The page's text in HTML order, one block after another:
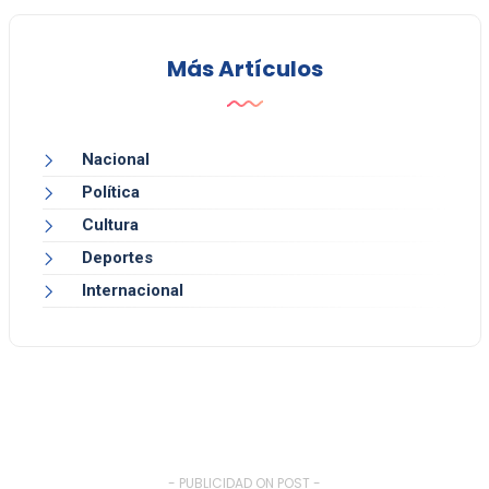
Más Artículos
Nacional
Política
Cultura
Deportes
Internacional
- PUBLICIDAD ON POST -